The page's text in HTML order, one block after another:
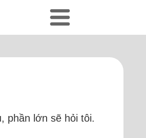
phần lớn sẽ hỏi tôi.